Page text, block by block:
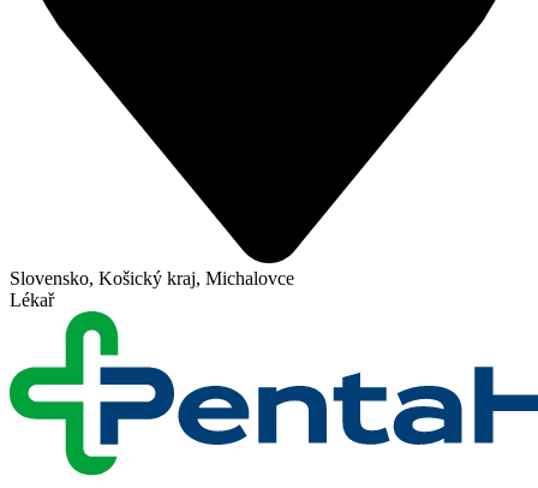
Slovensko, Košický kraj, Michalovce
Lékař